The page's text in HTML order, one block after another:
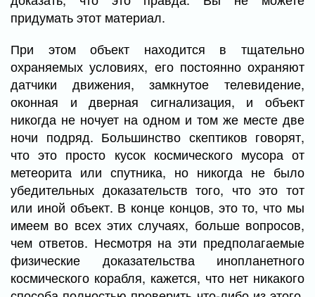
придумать этот материал.
При этом объект находится в тщательно
охраняемых условиях, его постоянно охраняют
датчики движения, замкнутое телевидение,
оконная и дверная сигнализация, и объект
никогда не ночует на одном и том же месте две
ночи подряд. Большинство скептиков говорят,
что это просто кусок космического мусора от
метеорита или спутника, но никогда не было
убедительных доказательств того, что это тот
или иной объект. В конце концов, это то, что мы
имеем во всех этих случаях, больше вопросов,
чем ответов. Несмотря на эти предполагаемые
физические доказательства инопланетного
космического корабля, кажется, что нет никакого